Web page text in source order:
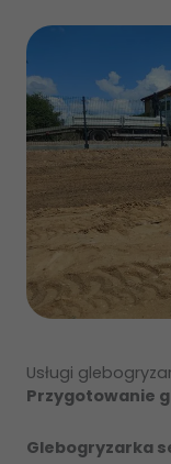
Usługi
Przygotowanie
Glebogryzarka